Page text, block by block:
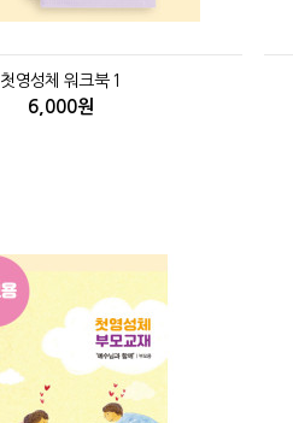
첫영성체 워크북 1
6,000원